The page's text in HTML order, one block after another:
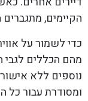
הקיימים, מתגברים
כדי לשמור על
מהם הכללים לגבי
נוספים ללא
ומסודרת עבור כל